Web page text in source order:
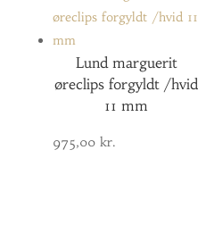
Lund marguerit
øreclips forgyldt /hvid
11 mm
975,00 kr.